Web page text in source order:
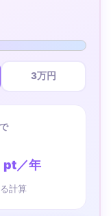
3万円
pt／年
計算